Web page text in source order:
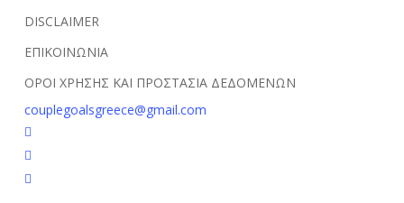
DISCLAIMER
ΕΠΙΚΟΙΝΩΝΙΑ
ΟΡΟΙ ΧΡΗΣΗΣ ΚΑΙ ΠΡΟΣΤΑΣΙΑ ΔΕΔΟΜΕΝΩΝ
couplegoalsgreece@gmail.com
facebook
youtube
instagram